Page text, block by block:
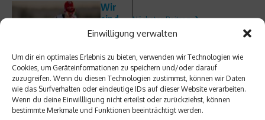
Einwilligung verwalten
Um dir ein optimales Erlebnis zu bieten, verwenden wir Technologien wie
Cookies, um Geräteinformationen zu speichern und/oder darauf
zuzugreifen. Wenn du diesen Technologien zustimmst, können wir Daten
wie das Surfverhalten oder eindeutige IDs auf dieser Website verarbeiten.
Wenn du deine Einwillligung nicht erteilst oder zurückziehst, können
bestimmte Merkmale und Funktionen beeinträchtigt werden.
Wir
sind
die
Golden
Boys! –
Eric
Frenze
ls
Kolum
ne
Nächster Beitrag
Funsp
Was
ist
Headis
?